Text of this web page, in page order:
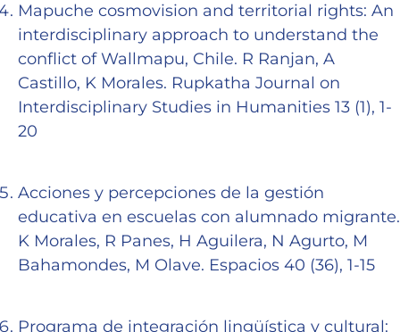
Mapuche cosmovision and territorial rights: An
interdisciplinary approach to understand the
conflict of Wallmapu, Chile. R Ranjan, A
Castillo, K Morales. Rupkatha Journal on
Interdisciplinary Studies in Humanities 13 (1), 1-
20
Acciones y percepciones de la gestión
educativa en escuelas con alumnado migrante.
K Morales, R Panes, H Aguilera, N Agurto, M
Bahamondes, M Olave. Espacios 40 (36), 1-15
Programa de integración lingüística y cultural: